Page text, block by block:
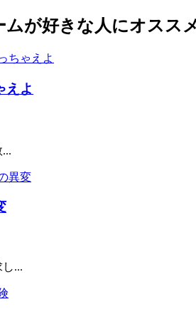
ムが好きな人にオスス
えよ
...